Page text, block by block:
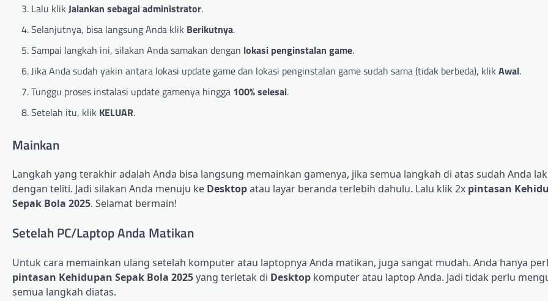
Lalu klik Jalankan sebagai administrator.
Selanjutnya, bisa langsung Anda klik Berikutnya.
Sampai langkah ini, silakan Anda samakan dengan lokasi penginstalan game.
Jika Anda sudah yakin antara lokasi update game dan lokasi penginstalan game sudah sama (tidak berbeda), klik Awal.
Tunggu proses instalasi update gamenya hingga 100% selesai.
Setelah itu, klik KELUAR.
Mainkan
Langkah yang terakhir adalah Anda bisa langsung memainkan gamenya, jika semua langkah di atas sudah Anda
dengan teliti. Jadi silakan Anda menuju ke Desktopatau layar beranda terlebih dahulu. Lalu klik 2x pintasan
Sepak Bola 2025. Selamat bermain!
Setelah PC/Laptop Anda Matikan
Untuk cara memainkan ulang setelah komputer atau laptopnya Anda matikan, juga sangat mudah. Anda hanya
pintasan Kehidupan Sepak Bola 2025yang terletak di Desktop komputer atau laptop Anda. Jadi tidak perlu
semua langkah diatas.